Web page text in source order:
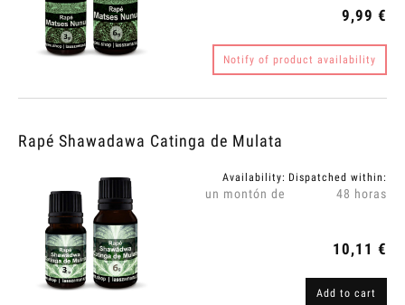
9,99 €
Notify of product availability
Rapé Shawadawa Catinga de Mulata
Availability:
un montón de
Dispatched within:
48 horas
10,11 €
Add to cart